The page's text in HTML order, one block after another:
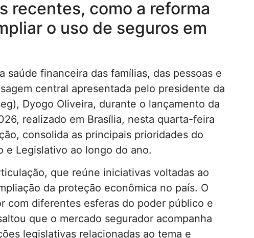
recentes, como a reforma
o uso de seguros em
saúde financeira das famílias, das pessoas e
central apresentada pelo presidente da
Dyogo Oliveira, durante o lançamento da
realizado em Brasília, nesta quarta-feira
consolida as principais prioridades do
e Legislativo ao longo do ano.
que reúne iniciativas voltadas ao
da proteção econômica no país. O
com diferentes esferas do poder público e
que o mercado segurador acompanha
legislativas relacionadas ao tema e